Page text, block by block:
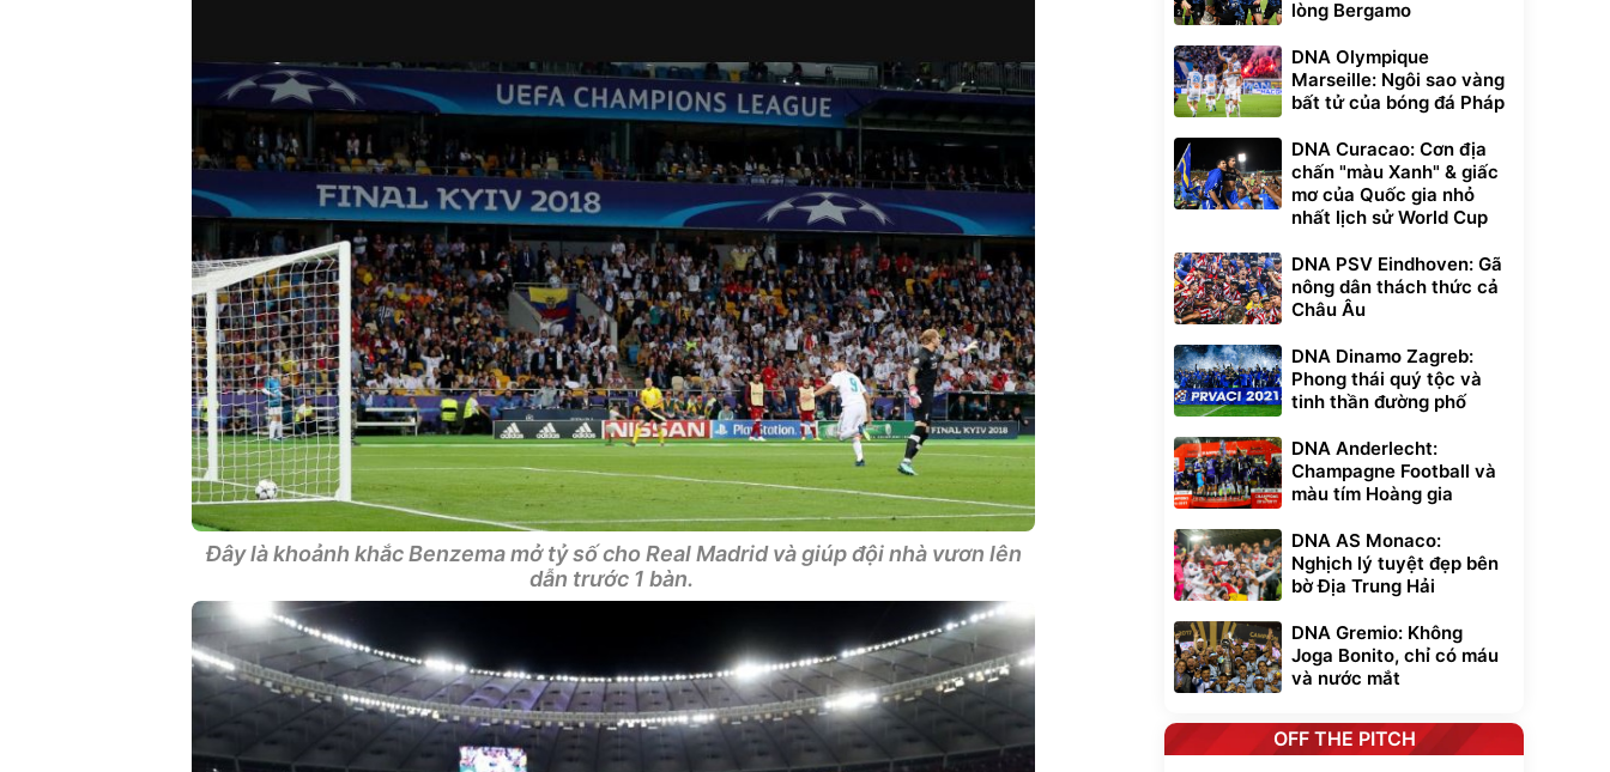
Đây là khoảnh khắc Benzema mở tỷ số cho Real Madrid và giúp đội nhà vươn lên
dẫn trước 1 bàn.
lòng Bergamo
DNA Olympique
Marseille: Ngôi sao vàng
bất tử của bóng đá Pháp
DNA Curacao: Cơn địa
chấn "màu Xanh" & giấc
mơ của Quốc gia nhỏ
nhất lịch sử World Cup
DNA PSV Eindhoven: Gã
nông dân thách thức cả
Châu Âu
DNA Dinamo Zagreb:
Phong thái quý tộc và
tinh thần đường phố
DNA Anderlecht:
Champagne Football và
màu tím Hoàng gia
DNA AS Monaco:
Nghịch lý tuyệt đẹp bên
bờ Địa Trung Hải
DNA Gremio: Không
Joga Bonito, chỉ có máu
và nước mắt
OFF THE PITCH